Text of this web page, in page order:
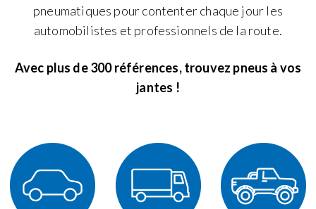
pneumatiques pour contenter chaque jour les
automobilistes et professionnels de la route.
Avec plus de 300 références, trouvez pneus à vos
jantes !